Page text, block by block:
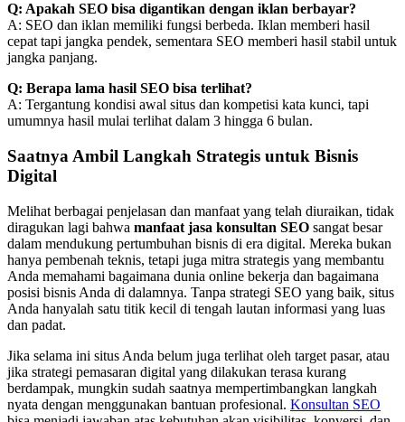
Q: Apakah SEO bisa digantikan dengan iklan berbayar?
A: SEO dan iklan memiliki fungsi berbeda. Iklan memberi hasil
cepat tapi jangka pendek, sementara SEO memberi hasil stabil untuk
jangka panjang.
Q: Berapa lama hasil SEO bisa terlihat?
A: Tergantung kondisi awal situs dan kompetisi kata kunci, tapi
umumnya hasil mulai terlihat dalam 3 hingga 6 bulan.
Saatnya Ambil Langkah Strategis untuk Bisnis
Digital
Melihat berbagai penjelasan dan manfaat yang telah diuraikan, tidak
diragukan lagi bahwa manfaat jasa konsultan SEO sangat besar
dalam mendukung pertumbuhan bisnis di era digital. Mereka bukan
hanya pembenah teknis, tetapi juga mitra strategis yang membantu
Anda memahami bagaimana dunia online bekerja dan bagaimana
posisi bisnis Anda di dalamnya. Tanpa strategi SEO yang baik, situs
Anda hanyalah satu titik kecil di tengah lautan informasi yang luas
dan padat.
Jika selama ini situs Anda belum juga terlihat oleh target pasar, atau
jika strategi pemasaran digital yang dilakukan terasa kurang
berdampak, mungkin sudah saatnya mempertimbangkan langkah
nyata dengan menggunakan bantuan profesional. Konsultan SEO